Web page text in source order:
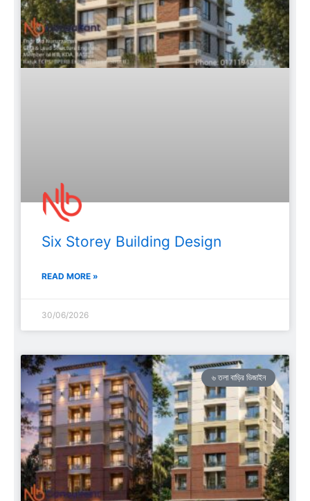
Six Storey Building Design
READ MORE »
30/06/2026
৬ তলা বাড়ির ডিজাইন